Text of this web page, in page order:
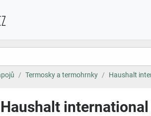
Termosky a termohrnky Haushalt
Haushalt international